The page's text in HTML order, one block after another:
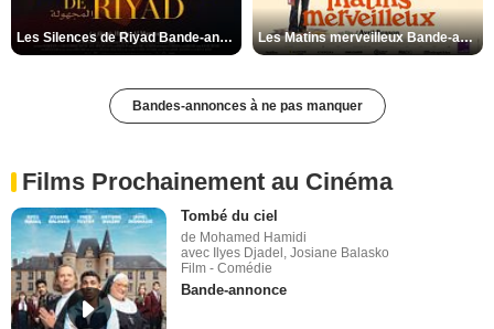
Les Silences de Riyad Bande-annonce VO STFR Les Matins merveilleux Bande-annonce VF
Bandes-annonces à ne pas manquer
Films Prochainement au Cinéma
Tombé du ciel
de Mohamed Hamidi
avec Ilyes Djadel, Josiane Balasko
Film - Comédie
Bande-annonce